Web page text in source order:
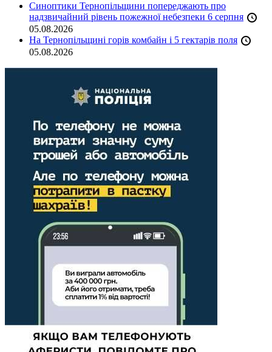
Синоптики Тернопільщини попереджають про
надзвичайний рівень пожежної небезпеки 6 серпня
05.08.2026
На Тернопільщині горів комбайн і 5 гектарів поля
05.08.2026